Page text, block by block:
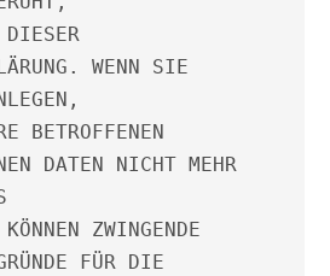
WENN SIE
DATEN NICHT MEHR
FÜR DIE